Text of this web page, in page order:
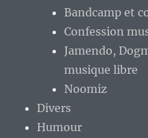
Bandcamp et
Confession
Jamendo,
musique libre
Noomiz
Divers
Humour